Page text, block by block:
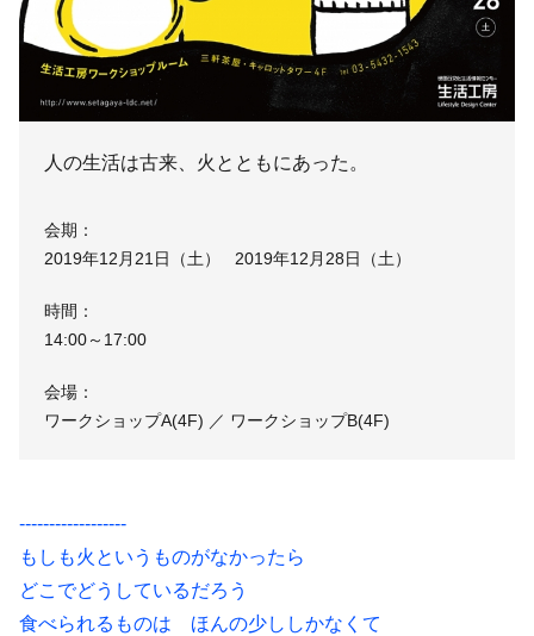
人の生活は古来、火とともにあった。
会期：
2019年12月21日（土） 2019年12月28日（土）
時間：
14:00～17:00
会場：
ワークショップA(4F) ／ ワークショップB(4F)
------------------
もしも火というものがなかったら
どこでどうしているだろう
食べられるものは ほんの少ししかなくて